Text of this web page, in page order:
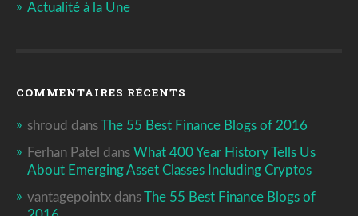
Actualité à la Une
COMMENTAIRES RÉCENTS
shroud dansThe 55 Best Finance Blogs of 2016
Ferhan Patel dans What 400 Year History Tells Us
About Emerging Asset Classes Including Cryptos
vantagepointx dansThe 55 Best Finance Blogs of